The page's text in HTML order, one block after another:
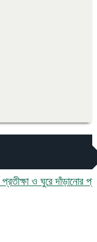
ও ঘুরে দাঁড়ানোর প্রত্যাশা